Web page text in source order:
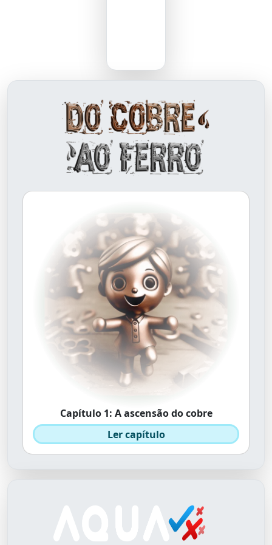
Capítulo 1: A ascensão do cobre
Ler capítulo